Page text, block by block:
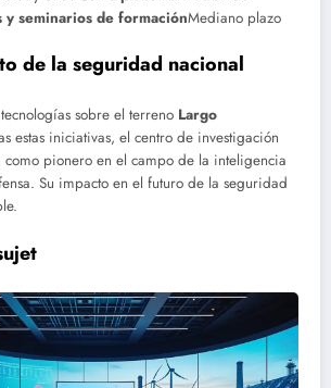
y seminarios de formaciónMediano plazo
de la seguridad nacional
sobre el terreno Largo
estas iniciativas, el centro de investigación
pionero en el campo de la inteligencia
Su impacto en el futuro de la seguridad